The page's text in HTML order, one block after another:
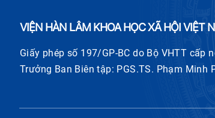
VIỆN HÀN LÂM KHOA HỌC XÃ HỘI VIỆT
Giấy phép số 197/GP-BC do Bộ VHTT cấp
Trưởng Ban Biên tập: PGS.TS. Phạm Minh